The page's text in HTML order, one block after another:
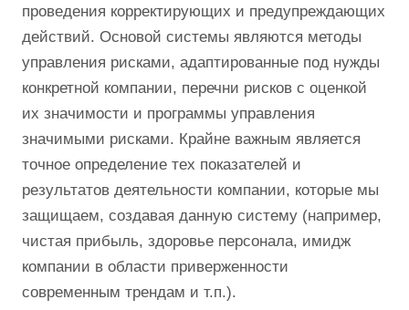
проведения корректирующих и предупреждающих
действий. Основой системы являются методы
управления рисками, адаптированные под нужды
конкретной компании, перечни рисков с оценкой
их значимости и программы управления
значимыми рисками. Крайне важным является
точное определение тех показателей и
результатов деятельности компании, которые мы
защищаем, создавая данную систему (например,
чистая прибыль, здоровье персонала, имидж
компании в области приверженности
современным трендам и т.п.).